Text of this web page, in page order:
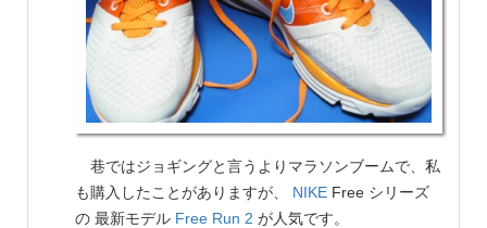
巷ではジョギングと言うよりマラソンブームで、私
も購入したことがありますが、 NIKE Free シリーズ
の 最新モデル Free Run 2 が人気です。